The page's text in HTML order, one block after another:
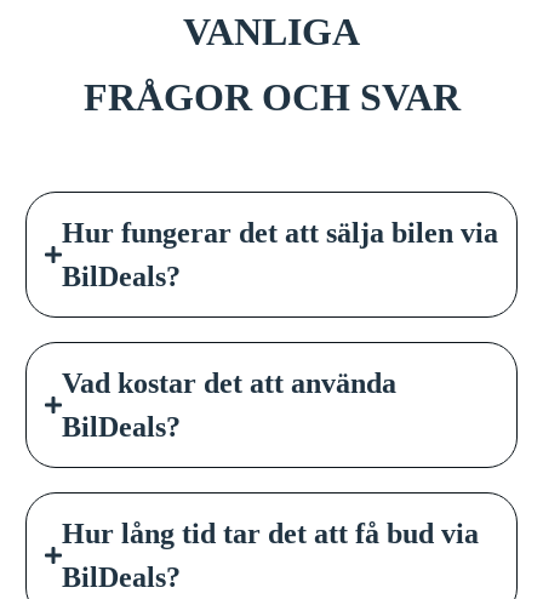
VANLIGA
FRÅGOR OCH SVAR
Hur fungerar det att sälja bilen via
BilDeals?
Vad kostar det att använda
BilDeals?
Hur lång tid tar det att få bud via
BilDeals?